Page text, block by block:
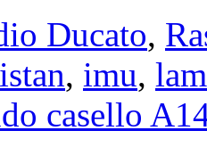
Ducato,
, imu,
casello